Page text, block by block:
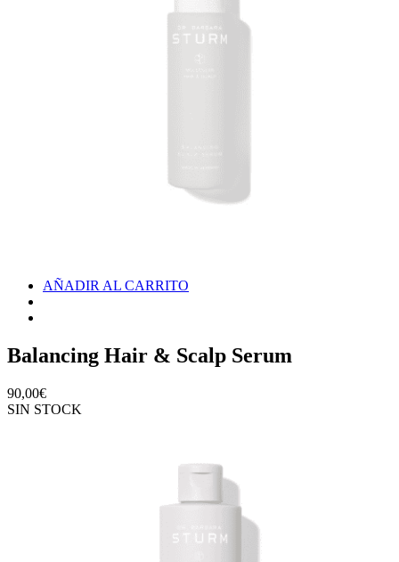
AÑADIR AL CARRITO
Balancing Hair & Scalp Serum
90,00€
SIN STOCK